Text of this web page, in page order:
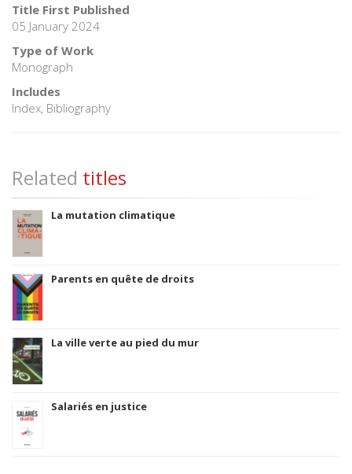
Title First Published
05 January 2024
Type of Work
Monograph
Includes
Index, Bibliography
Related titles
La mutation climatique
Parents en quête de droits
La ville verte au pied du mur
Salariés en justice